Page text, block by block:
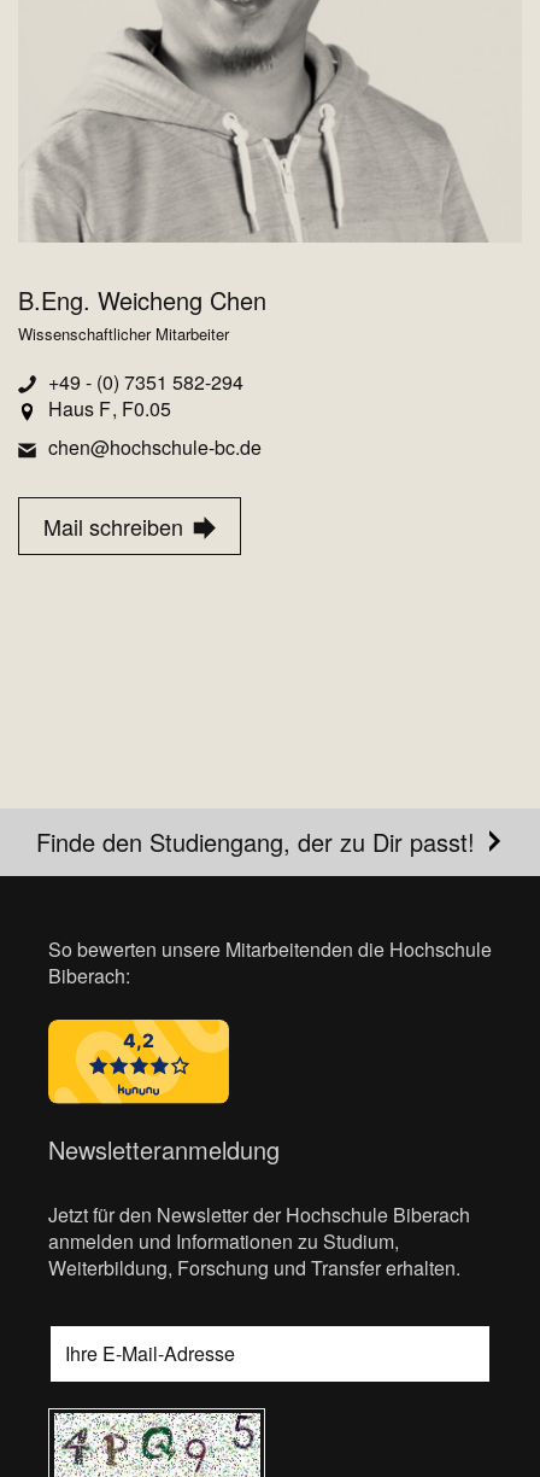
B.Eng. Weicheng Chen
Wissenschaftlicher Mitarbeiter
+49 - (0) 7351 582-294
Haus F F0.05
chen@hochschule-bc.de
Mail schreiben
Finde den Studiengang, der zu Dir passt!
So bewerten unsere Mitarbeitenden die Hochschule
Biberach:
Newsletteranmeldung
Jetzt für den Newsletter der Hochschule Biberach
anmelden und Informationen zu Studium,
Weiterbildung, Forschung und Transfer erhalten.